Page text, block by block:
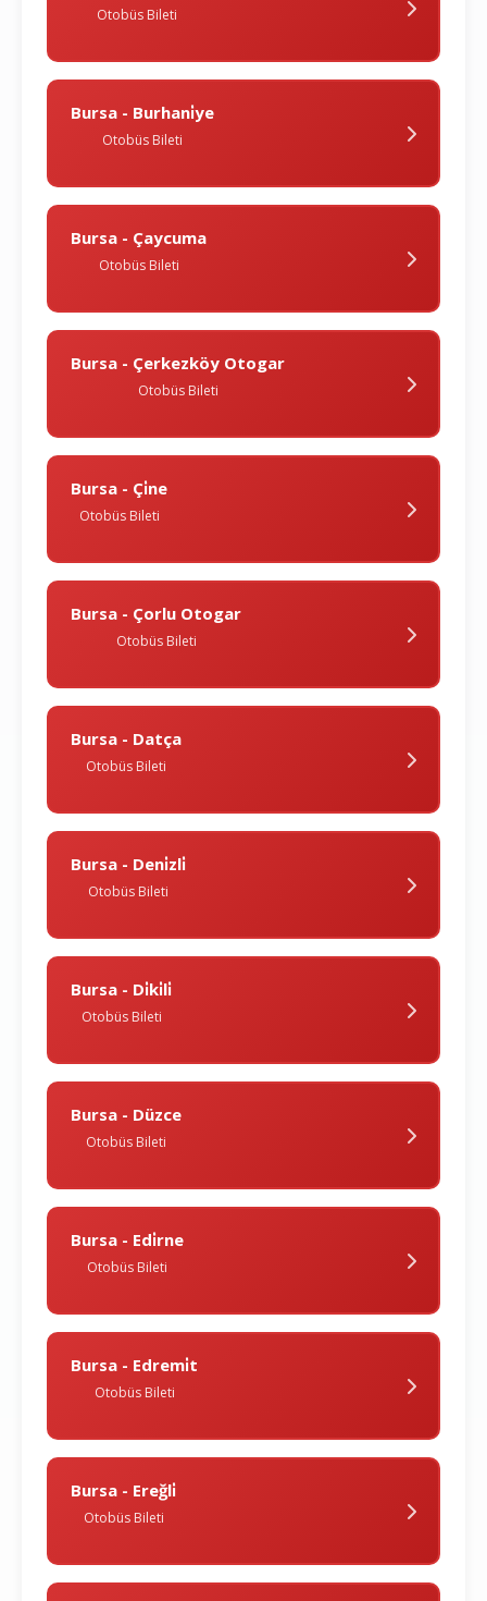
Otobüs Bileti
Bursa - Burhani̇ye
Otobüs Bileti
Bursa - Çaycuma
Otobüs Bileti
Bursa - Çerkezköy Otogar
Otobüs Bileti
Bursa - Çi̇ne
Otobüs Bileti
Bursa - Çorlu Otogar
Otobüs Bileti
Bursa - Datça
Otobüs Bileti
Bursa - Deni̇zli̇
Otobüs Bileti
Bursa - Di̇ki̇li̇
Otobüs Bileti
Bursa - Düzce
Otobüs Bileti
Bursa - Edi̇rne
Otobüs Bileti
Bursa - Edremi̇t
Otobüs Bileti
Bursa - Ereğli̇
Otobüs Bileti